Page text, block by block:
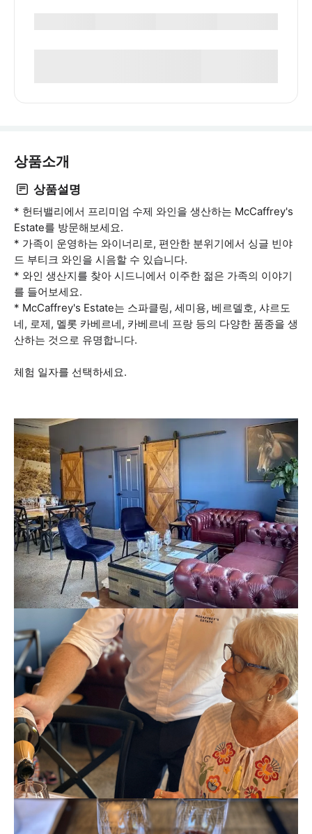
상품소개
상품설명
* 헌터밸리에서 프리미엄 수제 와인을 생산하는 McCaffrey's
Estate를 방문해보세요.
* 가족이 운영하는 와이너리로, 편안한 분위기에서 싱글 빈야
드 부티크 와인을 시음할 수 있습니다.
* 와인 생산지를 찾아 시드니에서 이주한 젊은 가족의 이야기
를 들어보세요.
* McCaffrey's Estate는 스파클링, 세미용, 베르델호, 샤르도
네, 로제, 멜롯 카베르네, 카베르네 프랑 등의 다양한 품종을 생
산하는 것으로 유명합니다.
체험 일자를 선택하세요.